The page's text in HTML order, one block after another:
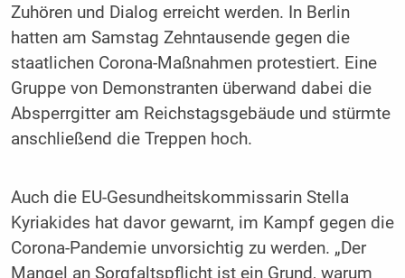
Zuhören und Dialog erreicht werden. In Berlin
hatten am Samstag Zehntausende gegen die
staatlichen Corona-Maßnahmen protestiert. Eine
Gruppe von Demonstranten überwand dabei die
Absperrgitter am Reichstagsgebäude und stürmte
anschließend die Treppen hoch.
Auch die EU-Gesundheitskommissarin Stella
Kyriakides hat davor gewarnt, im Kampf gegen die
Corona-Pandemie unvorsichtig zu werden. „Der
Mangel an Sorgfaltspflicht ist ein Grund, warum